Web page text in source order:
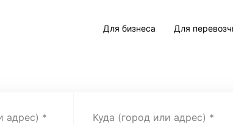
Для бизнеса Для
адрес) Куда (город или адрес)